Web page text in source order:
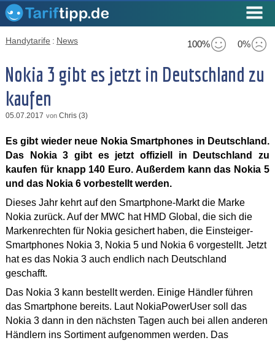
100% 0%
Handytarife : News
Nokia 3 gibt es jetzt in Deutschland zu
kaufen
05.07.2017 von Chris (3)
Es gibt wieder neue Nokia Smartphones in Deutschland.
Das Nokia 3 gibt es jetzt offiziell in Deutschland zu
kaufen für knapp 140 Euro. Außerdem kann das Nokia 5
und das Nokia 6 vorbestellt werden.
Dieses Jahr kehrt auf den Smartphone-Markt die Marke
Nokia zurück. Auf der MWC hat HMD Global, die sich die
Markenrechten für Nokia gesichert haben, die Einsteiger-
Smartphones Nokia 3, Nokia 5 und Nokia 6 vorgestellt. Jetzt
hat es das Nokia 3 auch endlich nach Deutschland
geschafft.
Das Nokia 3 kann bestellt werden. Einige Händler führen
das Smartphone bereits. Laut NokiaPowerUser soll das
Nokia 3 dann in den nächsten Tagen auch bei allen anderen
Händlern ins Sortiment aufgenommen werden. Das